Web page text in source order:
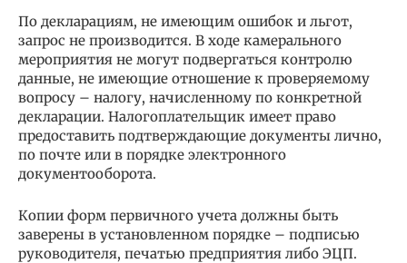
По декларациям, не имеющим ошибок и льгот,
запрос не производится. В ходе камерального
мероприятия не могут подвергаться контролю
данные, не имеющие отношение к проверяемому
вопросу – налогу, начисленному по конкретной
декларации. Налогоплательщик имеет право
предоставить подтверждающие документы лично,
по почте или в порядке электронного
документооборота.
Копии форм первичного учета должны быть
заверены в установленном порядке – подписью
руководителя, печатью предприятия либо ЭЦП.